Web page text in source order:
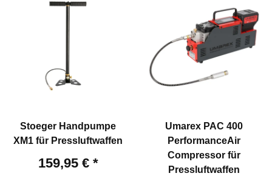
Stoeger Handpumpe
XM1 für Pressluftwaffen
159,95 € *
Umarex PAC 400
PerformanceAir
Compressor für
Pressluftwaffen